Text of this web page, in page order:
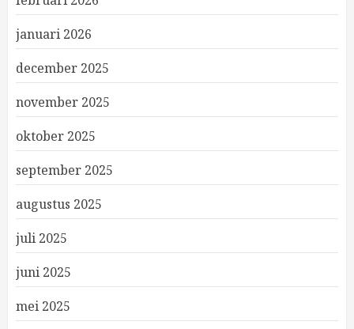
januari 2026
december 2025
november 2025
oktober 2025
september 2025
augustus 2025
juli 2025
juni 2025
mei 2025